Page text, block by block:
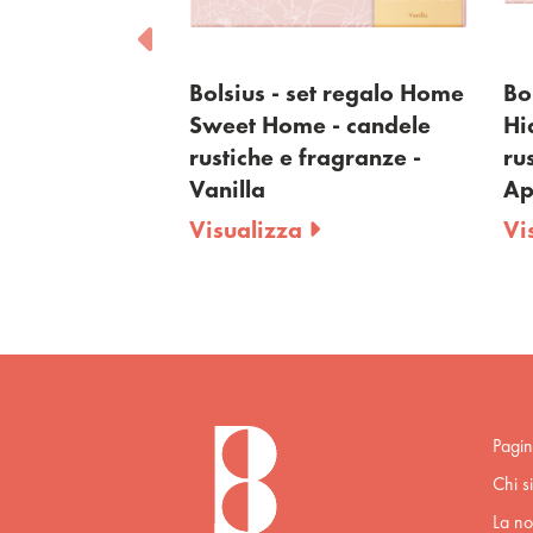
Bolsius - set regalo Home
Sweet Home - candele
rustiche e fragranze -
Vanilla
Visualizza
Chi
La